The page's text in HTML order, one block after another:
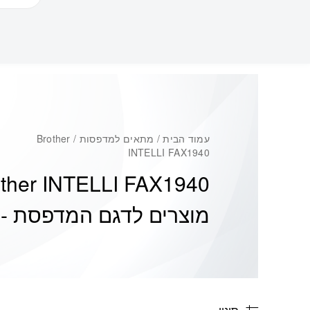
עמוד הבית
/ מתאים למדפסות / Brother
INTELLI FAX1940
INTELLI FAX1940
מוצרים לדגם המדפסת -